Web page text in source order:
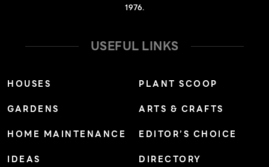
1976.
USEFUL LINKS
HOUSES
GARDENS
HOME MAINTENANCE
IDEAS
PLANT SCOOP
ARTS & CRAFTS
EDITOR’S CHOICE
DIRECTORY